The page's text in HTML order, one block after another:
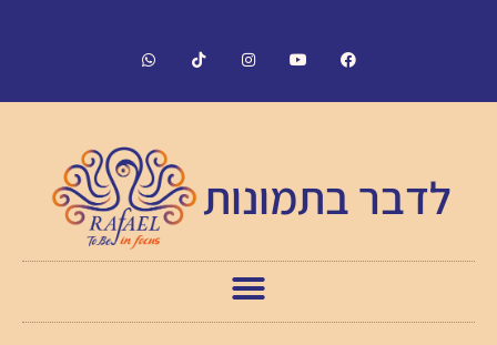
לדבר בתמונות